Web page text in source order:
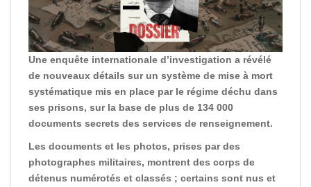
Une enquête internationale d’investigation a révélé
de nouveaux détails sur un système de mise à mort
systématique mis en place par le régime déchu dans
ses prisons, sur la base de plus de 134 000
documents secrets des services de renseignement.
Les documents et les photos, prises par des
photographes militaires, montrent des corps de
détenus numérotés et classés ; certains sont nus et